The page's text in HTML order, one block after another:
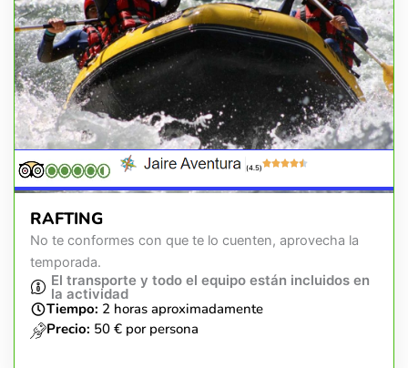
(4.5)
RAFTING
No te conformes con que te lo cuenten, aprovecha la
temporada.
El transporte y todo el equipo están incluidos en
la actividad
Tiempo: 2 horas aproximadamente
Precio: 50 € por persona